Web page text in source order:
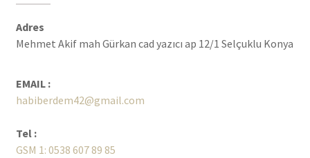
Adres
Mehmet Akif mah Gürkan cad yazıcı ap 12/1 Selçuklu Konya
EMAIL :
habiberdem42@gmail.com
Tel :
GSM 1: 0538 607 89 85